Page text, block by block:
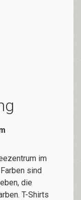
im
sind
die
T-Shirts